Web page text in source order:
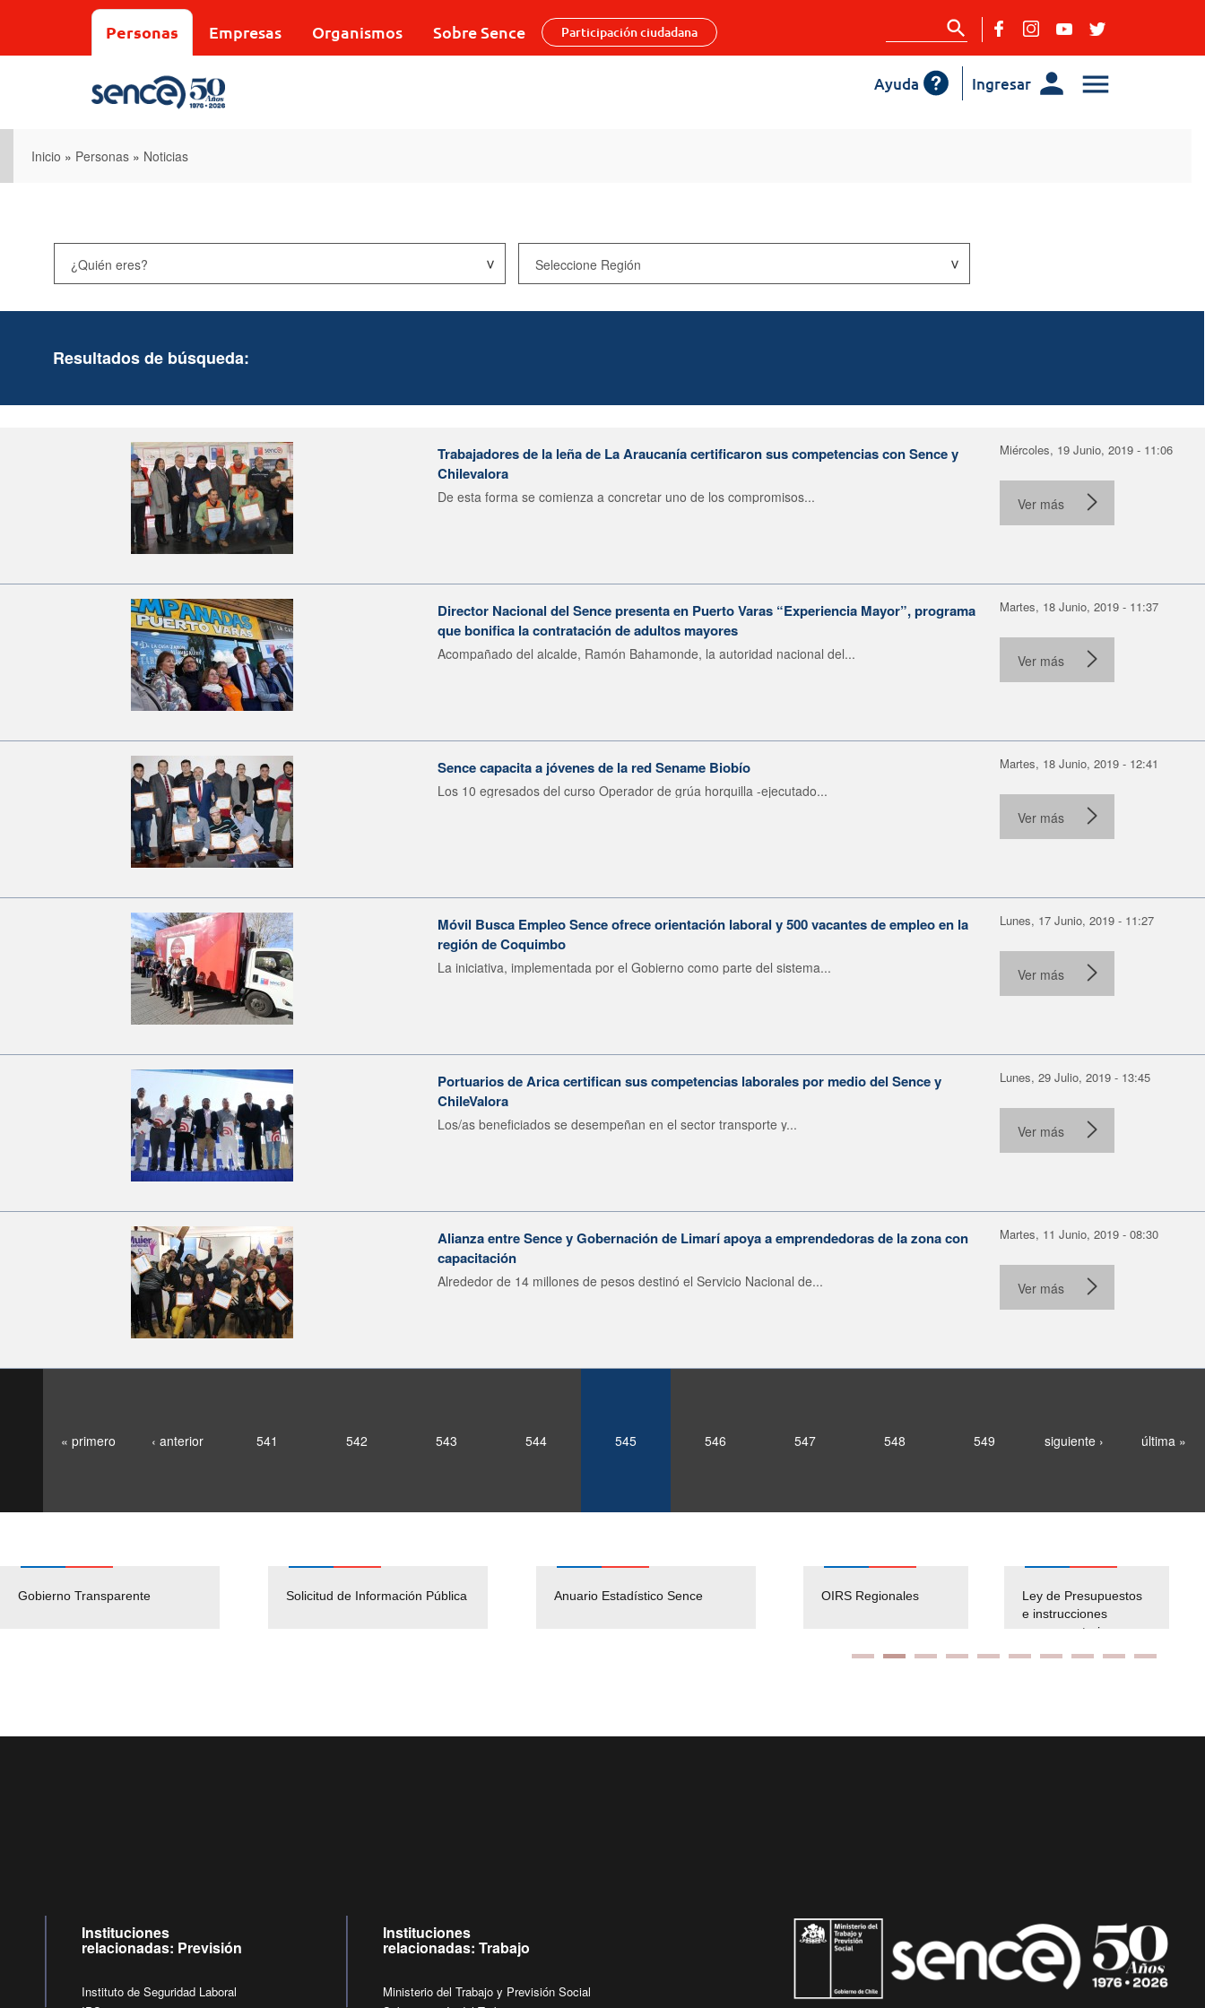
Personas Empresas Organismos Sobre Sence Participación ciudadana
Ingresar
Ayuda
Inicio » Personas » Noticias
Resultados de búsqueda:
Trabajadores de la leña de La Araucanía certificaron sus competencias con Sence y
Chilevalora
De esta forma se comienza a concretar uno de los compromisos...
Miércoles, 19 Junio, 2019 - 11:06
Ver más
Director Nacional del Sence presenta en Puerto Varas “Experiencia Mayor”, programa
que bonifica la contratación de adultos mayores
Acompañado del alcalde, Ramón Bahamonde, la autoridad nacional del...
Martes, 18 Junio, 2019 - 11:37
Ver más
Sence capacita a jóvenes de la red Sename Biobío
Los 10 egresados del curso Operador de grúa horquilla -ejecutado...
Martes, 18 Junio, 2019 - 12:41
Ver más
Móvil Busca Empleo Sence ofrece orientación laboral y 500 vacantes de empleo en la
región de Coquimbo
La iniciativa, implementada por el Gobierno como parte del sistema...
Lunes, 17 Junio, 2019 - 11:27
Ver más
Portuarios de Arica certifican sus competencias laborales por medio del Sence y
ChileValora
Los/as beneficiados se desempeñan en el sector transporte y...
Lunes, 29 Julio, 2019 - 13:45
Ver más
Alianza entre Sence y Gobernación de Limarí apoya a emprendedoras de la zona con
capacitación
Alrededor de 14 millones de pesos destinó el Servicio Nacional de...
Martes, 11 Junio, 2019 - 08:30
Ver más
« primero ‹ anterior 541 542 543 544 545 546 547 548 549 siguiente › última »
Gobierno Transparente Solicitud de Información Pública Anuario Estadístico Sence
Pago Proveedores
Empleos Públicos
Solicitud Audiencias y
OIRS Regionales
Ley de Presupuestos
e instrucciones
presuspuetarias
Instituciones
relacionadas: Previsión
Instituto de Seguridad Laboral
Instituciones
relacionadas: Trabajo
Ministerio del Trabajo y Previsión Social